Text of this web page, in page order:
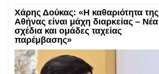
Χάρης Δούκας: «Η καθαριότητα της
Αθήνας είναι μάχη διαρκείας – Νέα
σχέδια και ομάδες ταχείας
παρέμβασης»